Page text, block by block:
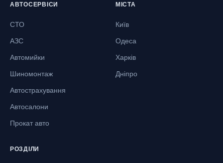
АВТОСЕРВІСИ
СТО
АЗС
Автомийки
Шиномонтаж
Автострахування
Автосалони
Прокат авто
МІСТА
Київ
Одеса
Харків
Дніпро
РОЗДІЛИ